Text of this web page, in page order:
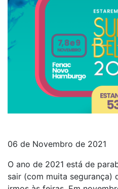
06 de Novembro de 2021
O ano de 2021 está de
sair (com muita segurança)